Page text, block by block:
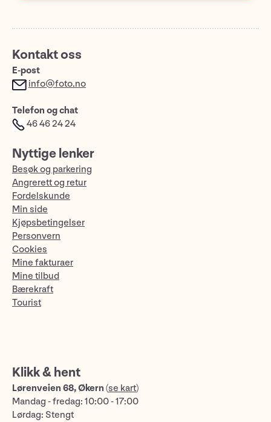
Kontakt oss
E-post
info@foto.no
Telefon og chat
46 46 24 24
Nyttige lenker
Besøk og parkering
Angrerett og retur
Fordelskunde
Min side
Kjøpsbetingelser
Personvern
Cookies
Mine fakturaer
Mine tilbud
Bærekraft
Tourist
Klikk & hent
Lørenveien 68, Økern (se kart)
Mandag - fredag: 10:00 - 17:00
Lørdag: Stengt